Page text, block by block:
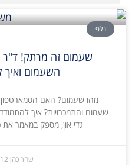
נלפ
שעמום זה מרתק! ד"ר
השעמום ואיך
מהו שעמום? האם
שעמום והתמכרויות? איך
גדי און, מספק במאמר
שחר כהן 12 במאי 2020